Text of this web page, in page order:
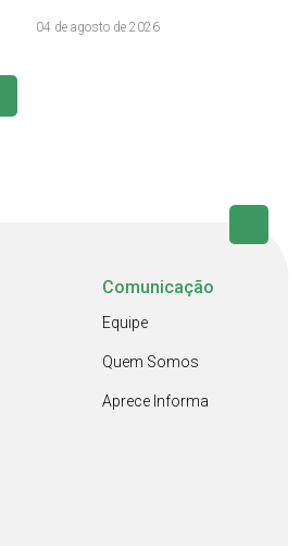
04 de agosto de 2026
Comunicação
Equipe
Quem Somos
Aprece Informa